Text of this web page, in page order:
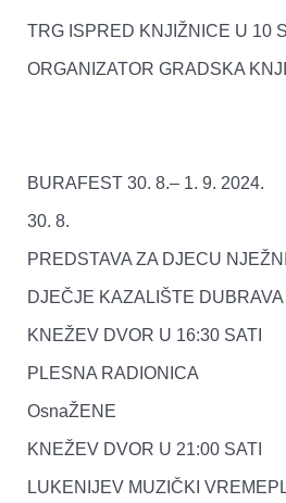
TRG ISPRED KNJIŽNICE U 10
ORGANIZATOR GRADSKA
BURAFEST 30. 8.– 1. 9. 2024.
30. 8.
PREDSTAVA ZA DJECU
DJEČJE KAZALIŠTE DUBRAVA
KNEŽEV DVOR U 16:30 SATI
PLESNA RADIONICA
OsnaŽENE
KNEŽEV DVOR U 21:00 SATI
LUKENIJEV MUZIČKI